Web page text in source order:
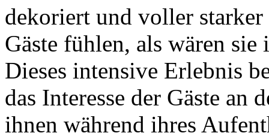
dekoriert und voller starker
Gäste fühlen, als wären
Dieses intensive Erlebnis
das Interesse der Gäste
ihnen während ihres